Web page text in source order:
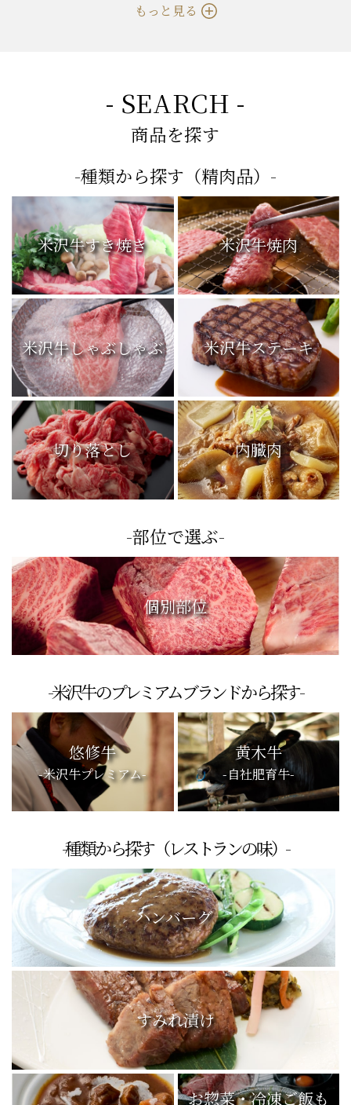
- SEARCH -
-種類から探す（精肉品）-
米沢牛すき焼き 米沢牛焼肉
米沢牛しゃぶしゃぶ 米沢牛ステーキ
切り落とし 内臓肉
-部位で選ぶ-
個別部位
-米沢牛のプレミアムブランドから探す-
悠修牛
-米沢牛プレミアム-
黄木牛
-自社肥育牛-
-種類から探す（レストランの味）-
ハンバーグ
すみれ漬け